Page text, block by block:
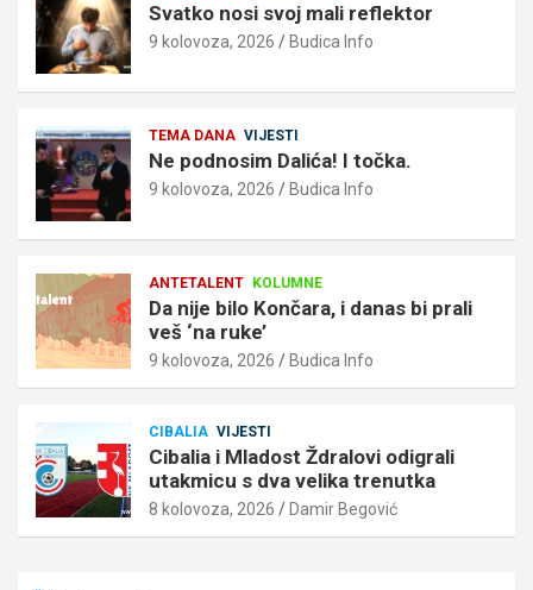
Svatko nosi svoj mali reflektor
9 kolovoza, 2026 Budica Info
TEMA DANA VIJESTI
Ne podnosim Dalića! I točka.
9 kolovoza, 2026 Budica Info
ANTETALENT KOLUMNE
Da nije bilo Končara, i danas bi prali
veš ‘na ruke’
9 kolovoza, 2026 Budica Info
CIBALIA VIJESTI
Cibalia i Mladost Ždralovi odigrali
utakmicu s dva velika trenutka
8 kolovoza, 2026 Damir Begović